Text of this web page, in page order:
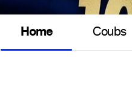
Home Coubs